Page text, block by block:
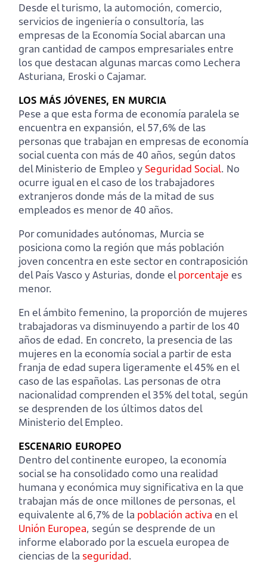
Desde el turismo, la automoción, comercio,
servicios de ingeniería o consultoría, las
empresas de la Economía Social abarcan una
gran cantidad de campos empresariales entre
los que destacan algunas marcas como Lechera
Asturiana, Eroski o Cajamar.
LOS MÁS JÓVENES, EN MURCIA
Pese a que esta forma de economía paralela se
encuentra en expansión, el 57,6% de las
personas que trabajan en empresas de economía
social cuenta con más de 40 años, según datos
del Ministerio de Empleo y Seguridad Social. No
ocurre igual en el caso de los trabajadores
extranjeros donde más de la mitad de sus
empleados es menor de 40 años.
Por comunidades autónomas, Murcia se
posiciona como la región que más población
joven concentra en este sector en contraposición
del País Vasco y Asturias, donde elporcentaje es
menor.
En el ámbito femenino, la proporción de mujeres
trabajadoras va disminuyendo a partir de los 40
años de edad. En concreto, la presencia de las
mujeres en la economía social a partir de esta
franja de edad supera ligeramente el 45% en el
caso de las españolas. Las personas de otra
nacionalidad comprenden el 35% del total, según
se desprenden de los últimos datos del
Ministerio del Empleo.
ESCENARIO EUROPEO
Dentro del continente europeo, la economía
social se ha consolidado como una realidad
humana y económica muy significativa en la que
trabajan más de once millones de personas, el
equivalente al 6,7% de la población activa en el
Unión Europea, según se desprende de un
informe elaborado por la escuela europea de
ciencias de la seguridad.